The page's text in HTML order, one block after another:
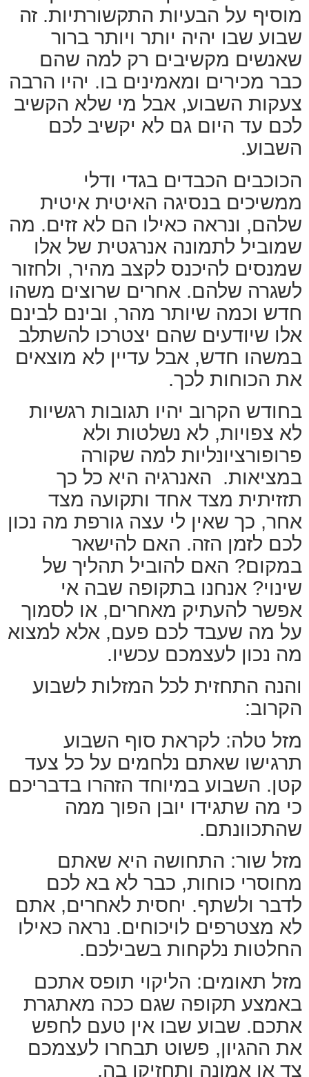
מוסיף על הבעיות התקשורתיות. זה
שבוע שבו יהיה יותר ויותר ברור
שאנשים מקשיבים רק למה שהם
כבר מכירים ומאמינים בו. יהיו הרבה
צעקות השבוע, אבל מי שלא הקשיב
לכם עד היום גם לא יקשיב לכם
השבוע.
הכוכבים הכבדים בגדי ודלי
ממשיכים בנסיגה האיטית איטית
שלהם, ונראה כאילו הם לא זזים. מה
שמוביל לתמונה אנרגטית של אלו
שמנסים להיכנס לקצב מהיר, ולחזור
לשגרה שלהם. אחרים שרוצים משהו
חדש וכמה שיותר מהר, ובינם לבינם
אלו שיודעים שהם יצטרכו להשתלב
במשהו חדש, אבל עדיין לא מוצאים
את הכוחות לכך.
בחודש הקרוב יהיו תגובות רגשיות
לא צפויות, לא נשלטות ולא
פרופורציונליות למה שקורה
במציאות. האנרגיה היא כל כך
תזזיתית מצד אחד ותקועה מצד
אחר, כך שאין לי עצה גורפת מה נכון
לכם לזמן הזה. האם להישאר
במקום? האם להוביל תהליך של
שינוי? אנחנו בתקופה שבה אי
אפשר להעתיק מאחרים, או לסמוך
על מה שעבד לכם פעם, אלא למצוא
מה נכון לעצמכם עכשיו.
והנה התחזית לכל המזלות לשבוע
הקרוב:
מזל טלה: לקראת סוף השבוע
תרגישו שאתם נלחמים על כל צעד
קטן. השבוע במיוחד הזהרו בדבריכם
כי מה שתגידו יובן הפוך ממה
שהתכוונתם.
מזל שור: התחושה היא שאתם
מחוסרי כוחות, כבר לא בא לכם
לדבר ולשתף. יחסית לאחרים, אתם
לא מצטרפים לויכוחים. נראה כאילו
החלטות נלקחות בשבילכם.
מזל תאומים: הליקוי תופס אתכם
באמצע תקופה שגם ככה מאתגרת
אתכם. שבוע שבו אין טעם לחפש
את ההגיון, פשוט תבחרו לעצמכם
צד או אמונה ותחזיקו בה.